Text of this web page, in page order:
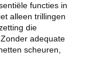
functies in
alleen trillingen
die
adequate
scheuren,